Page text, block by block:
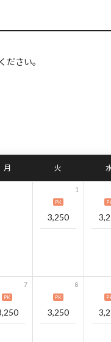
さい。
月 火
1
PK
3,250
7
PK
8
PK
3,250